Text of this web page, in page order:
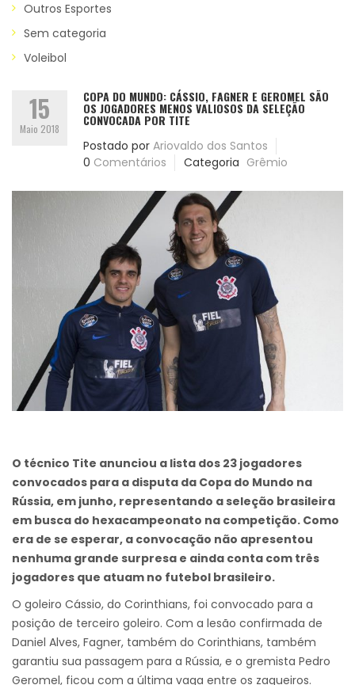
Outros Esportes
Sem categoria
Voleibol
15
Maio 2018
COPA DO MUNDO: CÁSSIO, FAGNER E GEROMEL SÃO
OS JOGADORES MENOS VALIOSOS DA SELEÇÃO
CONVOCADA POR TITE
Postado por Ariovaldo dos Santos
0 Comentários Categoria Grêmio
O técnico Tite anunciou a lista dos 23 jogadores
convocados para a disputa da Copa do Mundo na
Rússia, em junho, representando a seleção brasileira
em busca do hexacampeonato na competição. Como
era de se esperar, a convocação não apresentou
nenhuma grande surpresa e ainda conta com três
jogadores que atuam no futebol brasileiro.
O goleiro Cássio, do Corinthians, foi convocado para a
posição de terceiro goleiro. Com a lesão confirmada de
Daniel Alves, Fagner, também do Corinthians, também
garantiu sua passagem para a Rússia, e o gremista Pedro
Geromel, ficou com a última vaga entre os zagueiros.